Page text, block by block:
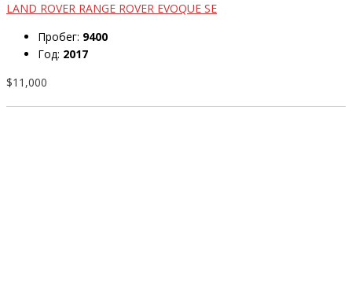
LAND ROVER RANGE ROVER EVOQUE SE
Пробег: 9400
Год: 2017
$11,000